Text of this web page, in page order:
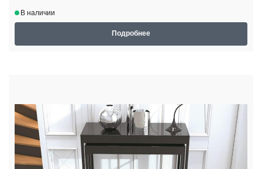
В наличии
Подробнее